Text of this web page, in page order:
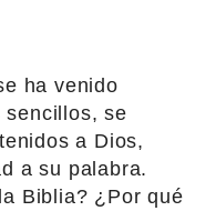
ha venido
sencillos, se
a Dios,
a su palabra.
Biblia? ¿Por qué